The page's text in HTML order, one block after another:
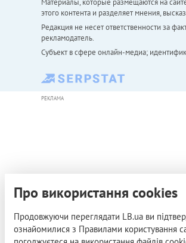
этого контента и разделяет мнения,
Редакция не несет ответственности за
рекламодатель.
Субъект в сфере онлайн-медиа;
РЕКЛАМА
Про використання cookies
Продовжуючи переглядати LB.ua ви
ознайомилися з Правилами користування